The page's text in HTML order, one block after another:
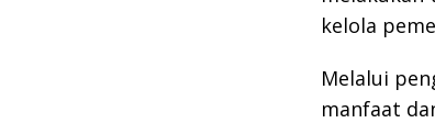
kelola
Melalui
manfaat